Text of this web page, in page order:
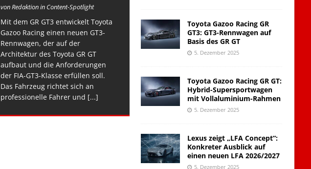
von Redaktion in Content-Spotlight
Mit dem GR GT3 entwickelt Toyota
Gazoo Racing einen neuen GT3-
Rennwagen, der auf der
Architektur des Toyota GR GT
aufbaut und die Anforderungen
der FIA-GT3-Klasse erfüllen soll.
Das Fahrzeug richtet sich an
professionelle Fahrer und [...]
Toyota Gazoo Racing GR
GT3: GT3-Rennwagen auf
Basis des GR GT
5. Dezember 2025
Toyota Gazoo Racing GR GT:
Hybrid-Supersportwagen
mit Vollaluminium-Rahmen
5. Dezember 2025
Lexus zeigt „LFA Concept“:
Konkreter Ausblick auf
einen neuen LFA 2026/2027
5. Dezember 2025